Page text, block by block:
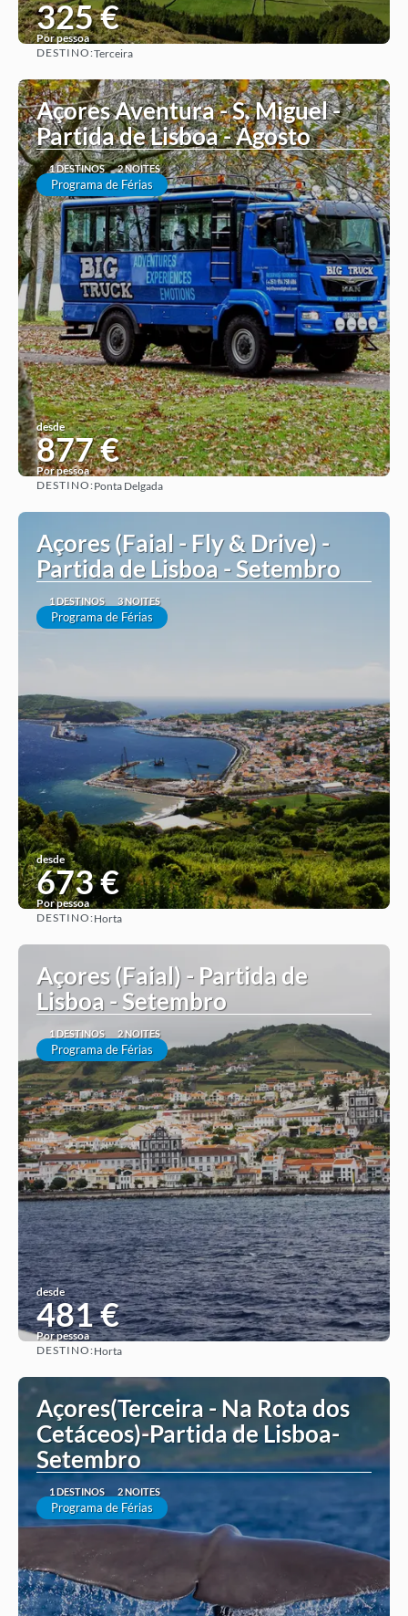
325 €
Por pessoa
DESTINO:Terceira
Açores Aventura - S. Miguel -
Partida de Lisboa - Agosto
1 DESTINOS 2 NOITES
Programa de Férias
desde
877 €
Por pessoa
DESTINO:Ponta Delgada
Açores (Faial - Fly & Drive) -
Partida de Lisboa - Setembro
1 DESTINOS 3 NOITES
Programa de Férias
desde
673 €
Por pessoa
DESTINO:Horta
Açores (Faial) - Partida de
Lisboa - Setembro
1 DESTINOS 2 NOITES
Programa de Férias
desde
481 €
Por pessoa
DESTINO:Horta
Açores(Terceira - Na Rota dos
Cetáceos)-Partida de Lisboa-
Setembro
1 DESTINOS 2 NOITES
Programa de Férias